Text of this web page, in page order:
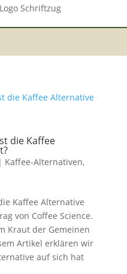
die Kaffee
| Kaffee-Alternativen,
Kaffee Alternative
von Coffee Science.
Kraut der Gemeinen
Artikel erklären wir
auf sich hat